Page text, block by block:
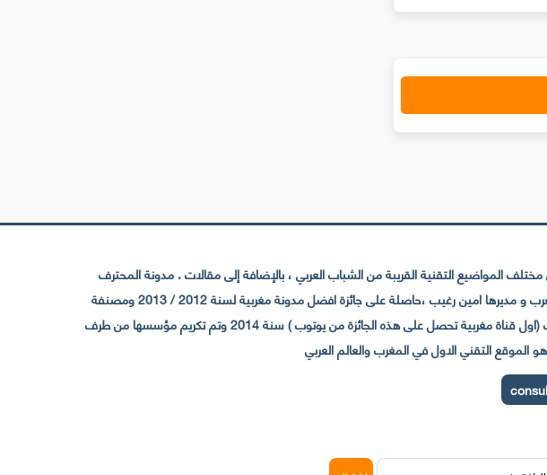
المواضيع التقنية القريبة من الشباب العربي ، بالإضافة إلى مقالات . مدونة المحترف
تأسست سنة 2009 حيث تستقطب الآن عدد كبير من الزوار من كافة ربوع الوطن العربي ، حيث ان مقرها الرئيسي بالمغرب و مديرها امين رغيب ،حاصلة على جائزة افضل مدونة مغربية لسنة 2012 / 2013 ومصنفة
ضمن افضل 10 مدونات عربية حسب المركز الدولي للصحفيين ICFJ سنة 2013 وحاصلة على الجائزة الفضية من يوتوب (اول قناة مغربية تحصل على هذه الجائزة من يوتوب ) سنة 2014 وتم تكريم مؤسسها من طرف